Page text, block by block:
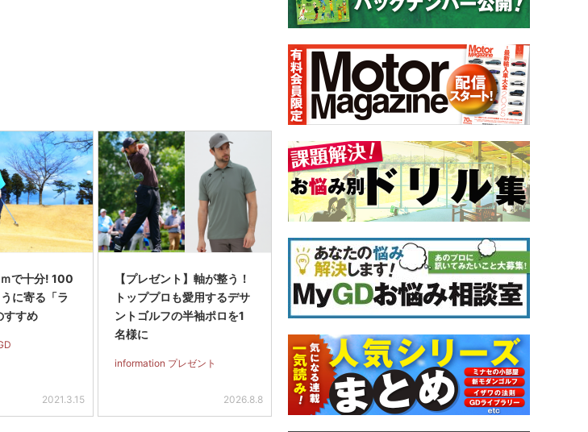
で十分! 100
に寄る「ラ
すすめ
2021.3.15
【プレゼント】軸が整う！
トッププロも愛用するデサ
ントゴルフの半袖ポロを1
名様に
information プレゼント
2026.8.8